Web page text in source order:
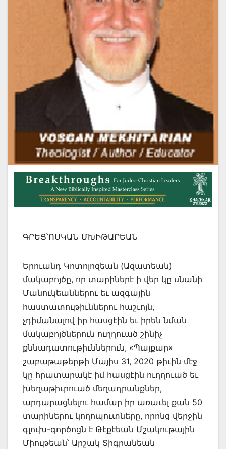
ԳՐԵՑ՝ՈՍԿԱՆ ՄԽԻԹԱՐԵԱՆ
Երուանդ Կոտոլոզեան (Ազատեան)
մակաբոյծը, որ տարիներէ ի վեր կը սնանի
Մանուկեաններու եւ ազգային
հաստատութիւններու հաշւոյն,
չդիմանալով իր հասցէին եւ իրեն նման
մակաբոյծներուն ուղղուած շինիչ
քննադատութիւններուն, «Պայքար»
շաբաթաթերթի Մայիս 31, 2020 թիւին մէջ
կը հրատարակէ իմ հասցէին ուղղուած եւ
խեղաթիւրուած մեղադրանքներ,
արդարացնելու համար իր առաւել քան 50
տարիներու կողոպուտները, որոնց վերջին
գլուխ-գործոցն է Թէքէեան Մշակութային
Միութեան՝ Արշակ Տիգրանեան